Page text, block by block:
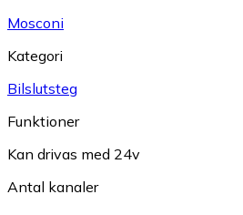
Mosconi
Kategori
Bilslutsteg
Funktioner
Kan drivas med 24v
Antal kanaler